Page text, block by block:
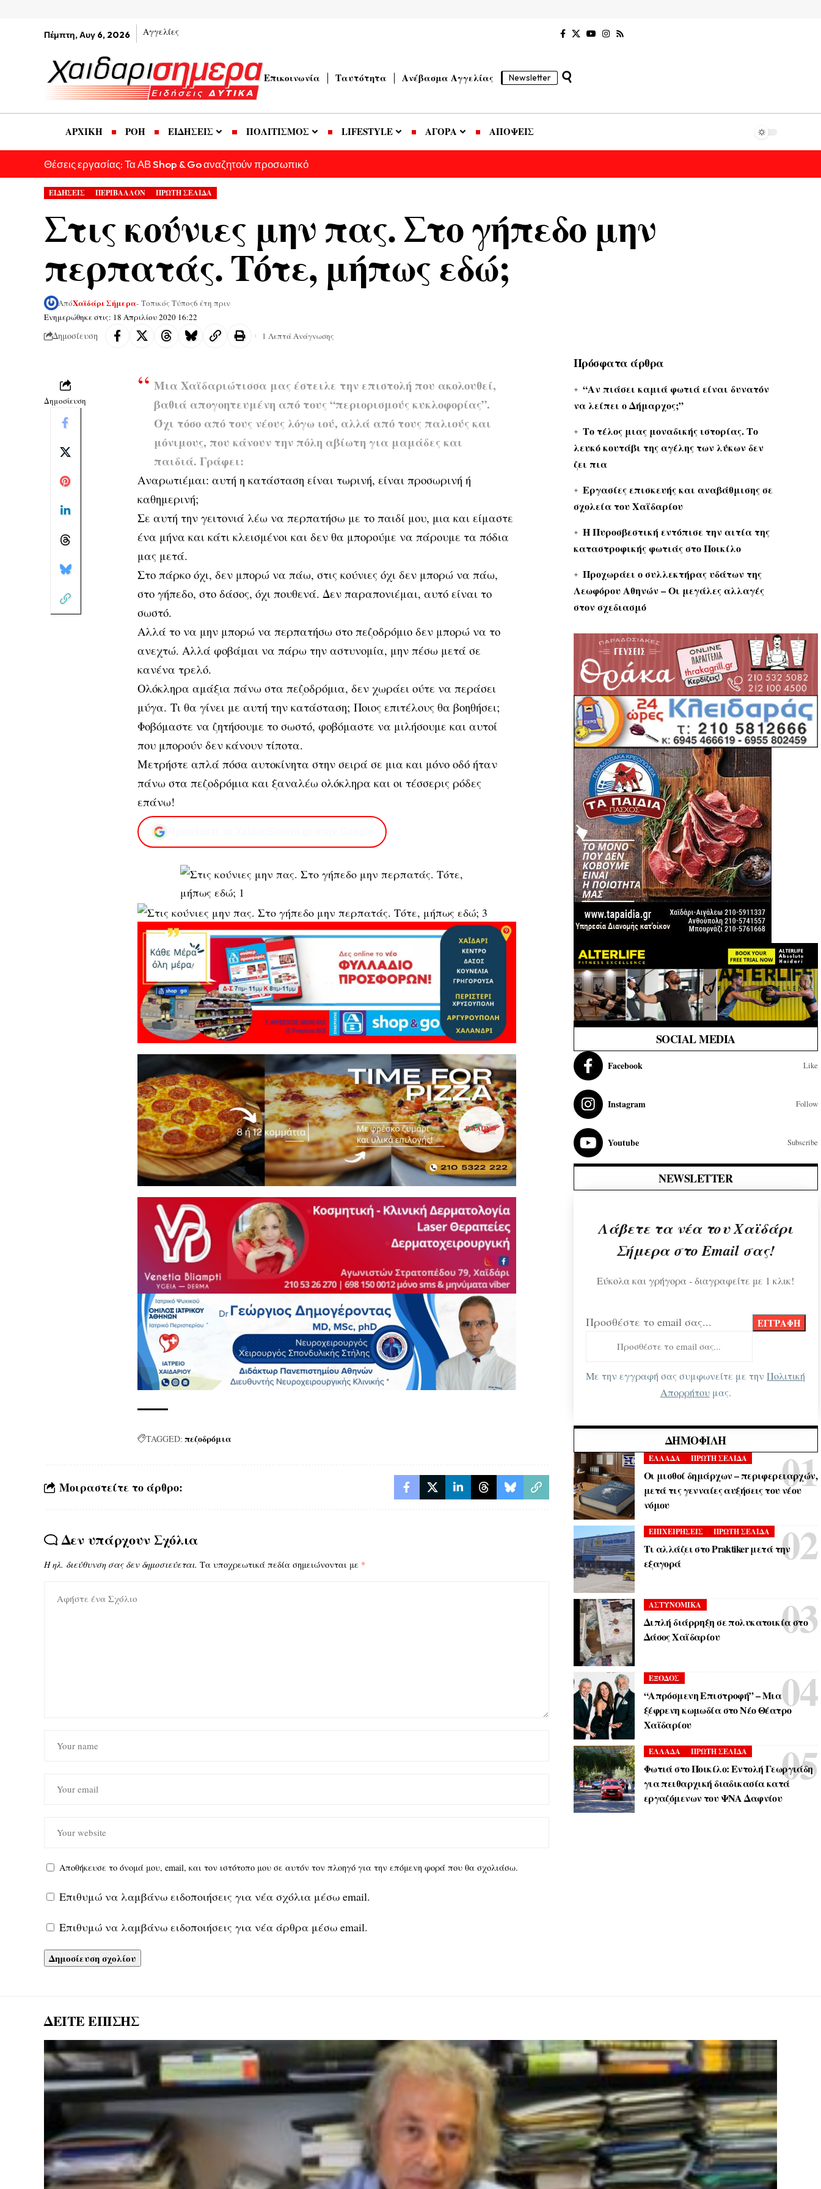
Πέμπτη, Αυγ 6, 2026 Αγγελίες
Επικοινωνία Ταυτότητα Ανέβασμα Αγγελίας Newsletter
ΑΡΧΙΚΗ ΡΟΗ ΕΙΔΗΣΕΙΣ ΠΟΛΙΤΙΣΜΟΣ LIFESTYLE ΑΓΟΡΑ ΑΠΟΨΕΙΣ
Θέσεις εργασίας: Τα ΑΒ Shop & Go αναζητούν προσωπικό
ΕΙΔΗΣΕΙΣ ΠΕΡΙΒΑΛΛΟΝ ΠΡΩΤΗ ΣΕΛΙΔΑ
Στις κούνιες μην πας. Στο γήπεδο μην
περπατάς. Τότε, μήπως εδώ;
Ενημερώθηκε στις: 18 Απριλίου 2020 16:22
ΑπόΧαϊδάρι Σήμερα- Τοπικός Τύπος6 έτη πριν
Δημοσίευση 1 Λεπτά Ανάγνωσης
Δημοσίευση
Μια Χαϊδαριώτισσα μας έστειλε την επιστολή που ακολουθεί,
βαθιά απογοητευμένη από τους “περιορισμούς κυκλοφορίας”.
Όχι τόσο από τους νέους λόγω ιού, αλλά από τους παλιούς και
μόνιμους, που κάνουν την πόλη αβίωτη για μαμάδες και
παιδιά. Γράφει:
Αναρωτιέμαι: αυτή η κατάσταση είναι τωρινή, είναι προσωρινή ή
καθημερινή;
Σε αυτή την γειτονιά λέω να περπατήσω με το παιδί μου, μια και είμαστε
ένα μήνα και κάτι κλεισμένοι και δεν θα μπορούμε να πάρουμε τα πόδια
μας μετά.
Στο πάρκο όχι, δεν μπορώ να πάω, στις κούνιες όχι δεν μπορώ να πάω,
στο γήπεδο, στο δάσος, όχι πουθενά. Δεν παραπονιέμαι, αυτό είναι το
σωστό.
Αλλά το να μην μπορώ να περπατήσω στο πεζοδρόμιο δεν μπορώ να το
ανεχτώ. Αλλά φοβάμαι να πάρω την αστυνομία, μην πέσω μετά σε
κανένα τρελό.
Ολόκληρα αμάξια πάνω στα πεζοδρόμια, δεν χωράει ούτε να περάσει
μύγα. Τι θα γίνει με αυτή την κατάσταση; Ποιος επιτέλους θα βοηθήσει;
Φοβόμαστε να ζητήσουμε το σωστό, φοβόμαστε να μιλήσουμε και αυτοί
που μπορούν δεν κάνουν τίποτα.
Μετρήστε απλά πόσα αυτοκίνητα στην σειρά σε μια και μόνο οδό ήταν
πάνω στα πεζοδρόμια και ξαναλέω ολόκληρα και οι τέσσερις ρόδες
επάνω!
TAGGED: πεζοδρόμια
Μοιραστείτε το άρθρο:
Δεν υπάρχουν Σχόλια
Η ηλ. διεύθυνση σας δεν δημοσιεύεται. Τα υποχρεωτικά πεδία σημειώνονται με *
Αποθήκευσε το όνομά μου, email, και τον ιστότοπο μου σε αυτόν τον πλοηγό για την επόμενη φορά που θα σχολιάσω.
Επιθυμώ να λαμβάνω ειδοποιήσεις για νέα σχόλια μέσω email.
Επιθυμώ να λαμβάνω ειδοποιήσεις για νέα άρθρα μέσω email.
Πρόσφατα άρθρα
“Αν πιάσει καμιά φωτιά είναι δυνατόν
να λείπει ο Δήμαρχος;”
Το τέλος μιας μοναδικής ιστορίας. Το
λευκό κουτάβι της αγέλης των λύκων δεν
ζει πια
Εργασίες επισκευής και αναβάθμισης σε
σχολεία του Χαϊδαρίου
Η Πυροσβεστική εντόπισε την αιτία της
καταστροφικής φωτιάς στο Ποικίλο
Προχωράει ο συλλεκτήρας υδάτων της
Λεωφόρου Αθηνών – Οι μεγάλες αλλαγές
στον σχεδιασμό
SOCIAL MEDIA
Facebook Like
Instagram Follow
Youtube Subscribe
NEWSLETTER
Λάβετε τα νέα του Χαϊδάρι
Σήμερα στο Email σας!
Εύκολα και γρήγορα - διαγραφείτε με 1 κλικ!
Προσθέστε το email σας...
Με την εγγραφή σας συμφωνείτε με τηνΠολιτική
Απορρήτουμας.
ΔΗΜΟΦΙΛΉ
ΕΛΛΑΔΑ ΠΡΩΤΗ ΣΕΛΙΔΑ
Οι μισθοί δημάρχων – περιφερειαρχών,
μετά τις γενναίες αυξήσεις του νέου
νόμου
ΕΠΙΧΕΙΡΗΣΕΙΣ ΠΡΩΤΗ ΣΕΛΙΔΑ
Τι αλλάζει στο Praktiker μετά την
εξαγορά
ΑΣΤΥΝΟΜΙΚΑ
Διπλή διάρρηξη σε πολυκατοικία στο
Δάσος Χαϊδαρίου
ΕΞΟΔΟΣ
“Απρόσμενη Επιστροφή” – Μια
ξέφρενη κωμωδία στο Νέο Θέατρο
Χαϊδαρίου
ΕΛΛΑΔΑ ΠΡΩΤΗ ΣΕΛΙΔΑ
Φωτιά στο Ποικίλο: Εντολή Γεωργιάδη
για πειθαρχική διαδικασία κατά
εργαζόμενων του ΨΝΑ Δαφνίου
ΔΕΙΤΕ ΕΠΙΣΗΣ